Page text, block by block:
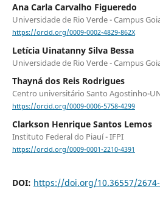
Ana Carla Carvalho Figueredo
Universidade de Rio Verde - Campus
https://orcid.org/0009-0002-4829-862X
Letícia Uinatanny Silva Bessa
Universidade de Rio Verde - Campus
Thayná dos Reis Rodrigues
Centro universitário Santo Agostinho-
https://orcid.org/0009-0006-5758-4299
Clarkson Henrique Santos Lemos
Instituto Federal do Piauí - IFPI
https://orcid.org/0009-0001-2210-4391
DOI: https://doi.org/10.36557/